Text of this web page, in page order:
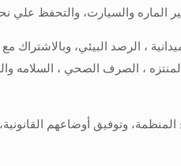
والتحفظ علي نحو (٣٠) حالة إشغال
، الرصد البيئي، وبالاشتراك
، الصرف الصحي ، السلامه
وتوفيق أوضاعهم